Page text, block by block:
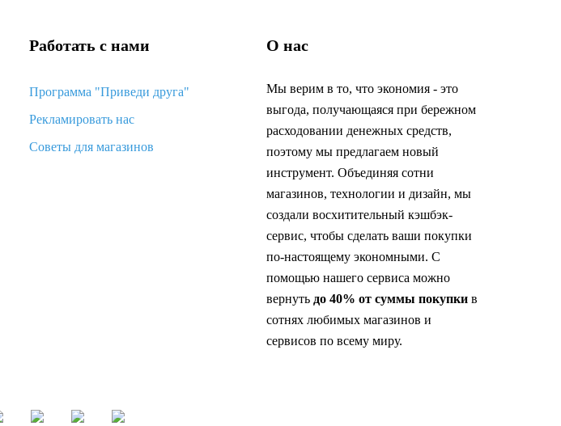
Работать с нами
Программа "Приведи друга"
Рекламировать нас
Советы для магазинов
О нас
Мы верим в то, что экономия - это
выгода, получающаяся при бережном
расходовании денежных средств,
поэтому мы предлагаем новый
инструмент. Объединяя сотни
магазинов, технологии и дизайн, мы
создали восхитительный кэшбэк-
сервис, чтобы сделать ваши покупки
по-настоящему экономными. С
помощью нашего сервиса можно
вернуть до 40% от суммы покупкив
сотнях любимых магазинов и
сервисов по всему миру.